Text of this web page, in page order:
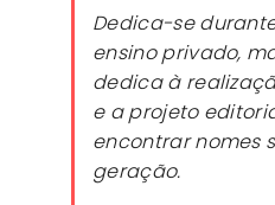
Dedica-se
ensino privado,
dedica à
e a projeto
encontrar nomes
geração.